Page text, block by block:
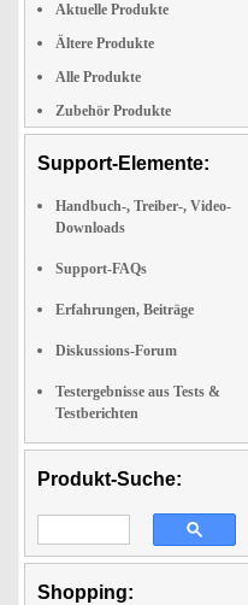
Aktuelle Produkte
Ältere Produkte
Alle Produkte
Zubehör Produkte
Support-Elemente:
Handbuch-, Treiber-, Video-
Downloads
Support-FAQs
Erfahrungen, Beiträge
Diskussions-Forum
Testergebnisse aus Tests &
Testberichten
Produkt-Suche:
Shopping: